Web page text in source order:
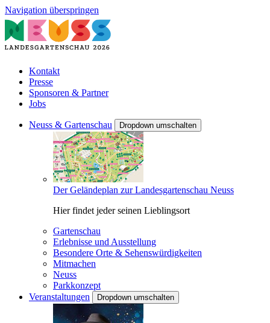
Navigation überspringen
Kontakt
Presse
Sponsoren & Partner
Jobs
Neuss & Gartenschau Dropdown umschalten
Der Geländeplan zur Landesgartenschau Neuss
Hier findet jeder seinen Lieblingsort
Gartenschau
Erlebnisse und Ausstellung
Besondere Orte & Sehenswürdigkeiten
Mitmachen
Neuss
Parkkonzept
Veranstaltungen
Dropdown umschalten